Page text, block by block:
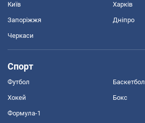
Київ Харків
Запоріжжя Дніпро
Черкаси
Спорт
Футбол Баскетбол
Хокей Бокс
Формула-1